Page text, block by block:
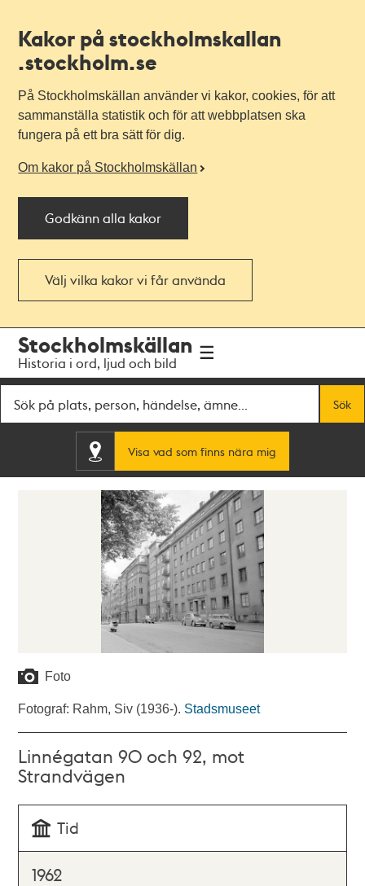
Kakor på stockholmskallan
.stockholm.se
På Stockholmskällan använder vi kakor, cookies, för att
sammanställa statistik och för att webbplatsen ska
fungera på ett bra sätt för dig.
Om kakor på Stockholmskällan
Godkänn alla kakor
Välj vilka kakor vi får använda
navigationen
huvudinnehållet
Stockholmskällan
Historia i ord, ljud och bild
Sök
Visa vad som finns nära mig
Foto
Fotograf: Rahm, Siv (1936-). Stadsmuseet
Linnégatan 90 och 92, mot
Strandvägen
Tid
1962